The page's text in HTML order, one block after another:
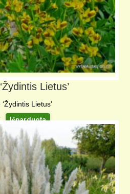
Lietus’
Lietus’
Išparduota